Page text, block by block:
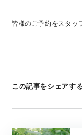
皆様のご予約をスタッ
この記事をシェアする